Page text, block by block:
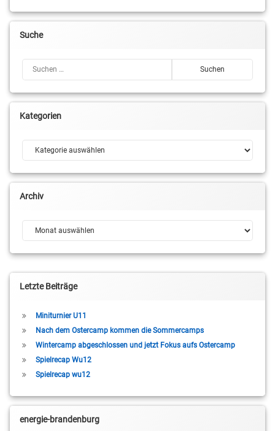
Suche
Kategorien
Kategorien
Archiv
Archiv
Letzte Beiträge
Miniturnier U11
Nach dem Ostercamp kommen die Sommercamps
Wintercamp abgeschlossen und jetzt Fokus aufs Ostercamp
Spielrecap Wu12
Spielrecap wu12
energie-brandenburg